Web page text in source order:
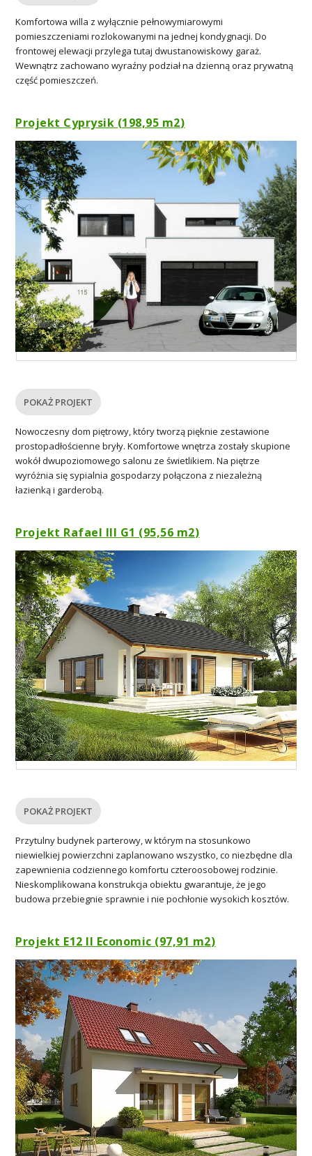
Komfortowa willa z wyłącznie pełnowymiarowymi
pomieszczeniami rozlokowanymi na jednej kondygnacji. Do
frontowej elewacji przylega tutaj dwustanowiskowy garaż.
Wewnątrz zachowano wyraźny podział na dzienną oraz prywatną
część pomieszczeń.
Projekt Cyprysik (198,95 m2)
POKAŻ PROJEKT
Nowoczesny dom piętrowy, który tworzą pięknie zestawione
prostopadłościenne bryły. Komfortowe wnętrza zostały skupione
wokół dwupoziomowego salonu ze świetlikiem. Na piętrze
wyróżnia się sypialnia gospodarzy połączona z niezależną
łazienką i garderobą.
Projekt Rafael III G1 (95,56 m2)
POKAŻ PROJEKT
Przytulny budynek parterowy, w którym na stosunkowo
niewielkiej powierzchni zaplanowano wszystko, co niezbędne dla
zapewnienia codziennego komfortu czteroosobowej rodzinie.
Nieskomplikowana konstrukcja obiektu gwarantuje, że jego
budowa przebiegnie sprawnie i nie pochłonie wysokich kosztów.
Projekt E12 II Economic (97,91 m2)